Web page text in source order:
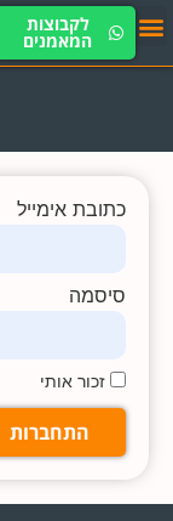
לקבוצות
המאמנים
כתובת אימייל
סיסמה
זכור אותי
התחברות